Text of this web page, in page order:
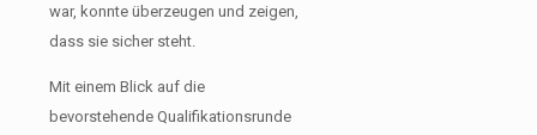
war, konnte überzeugen und zeigen,
dass sie sicher steht.
Mit einem Blick auf die
bevorstehende Qualifikationsrunde